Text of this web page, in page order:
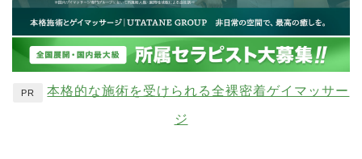
PR 本格的な施術を受けられる全裸密着ゲイマッサー
ジ